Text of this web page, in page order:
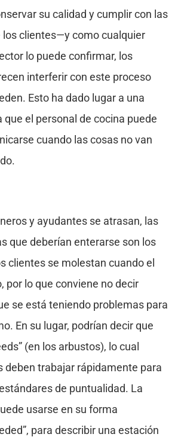
su calidad y cumplir con las
clientes—y como cualquier
lo puede confirmar, los
interferir con este proceso
Esto ha dado lugar a una
que el personal de cocina puede
cuando las cosas no van
y ayudantes se atrasan, las
que deberían enterarse son los
clientes se molestan cuando el
por lo que conviene no decir
se está teniendo problemas para
En su lugar, podrían decir que
(en los arbustos), lo cual
deben trabajar rápidamente para
de puntualidad. La
usarse en su forma
para describir una estación